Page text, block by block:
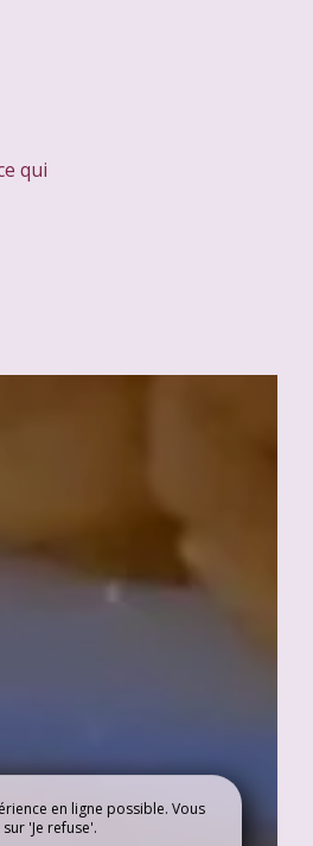
qui
en ligne possible. Vous
'Je refuse'.